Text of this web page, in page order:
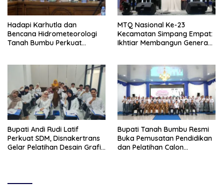
Hadapi Karhutla dan
Bencana Hidrometeorologi
Tanah Bumbu Perkuat
MTQ Nasional Ke-23
Kecamatan Simpang Empat:
Ikhtiar Membangun Generasi
Bupati Andi Rudi Latif
Perkuat SDM, Disnakertrans
Gelar Pelatihan Desain Grafis
Bupati Tanah Bumbu Resmi
Buka Pemusatan Pendidikan
dan Pelatihan Calon